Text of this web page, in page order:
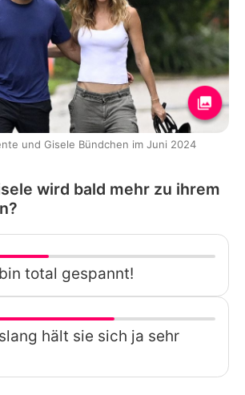
und Gisele Bündchen im Juni 2024
wird bald mehr zu ihrem
total gespannt!
hält sie sich ja sehr